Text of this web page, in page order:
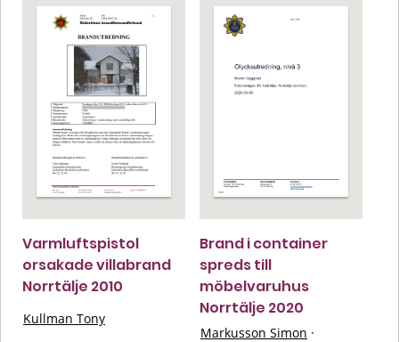
Varmluftspistol
orsakade villabrand
Norrtälje 2010
Kullman Tony
Brand i container
spreds till
möbelvaruhus
Norrtälje 2020
Markusson Simon ·